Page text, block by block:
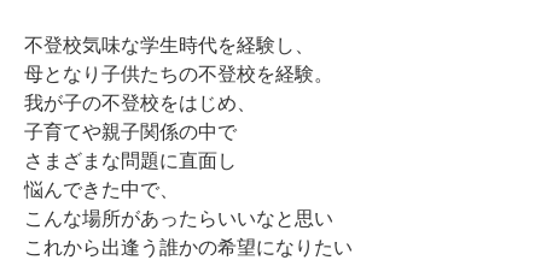
不登校気味な学生時代を経験し、
母となり子供たちの不登校を経験。
我が子の不登校をはじめ、
子育てや親子関係の中で
さまざまな問題に直面し
悩んできた中で、
こんな場所があったらいいなと思い
これから出逢う誰かの希望になりたい